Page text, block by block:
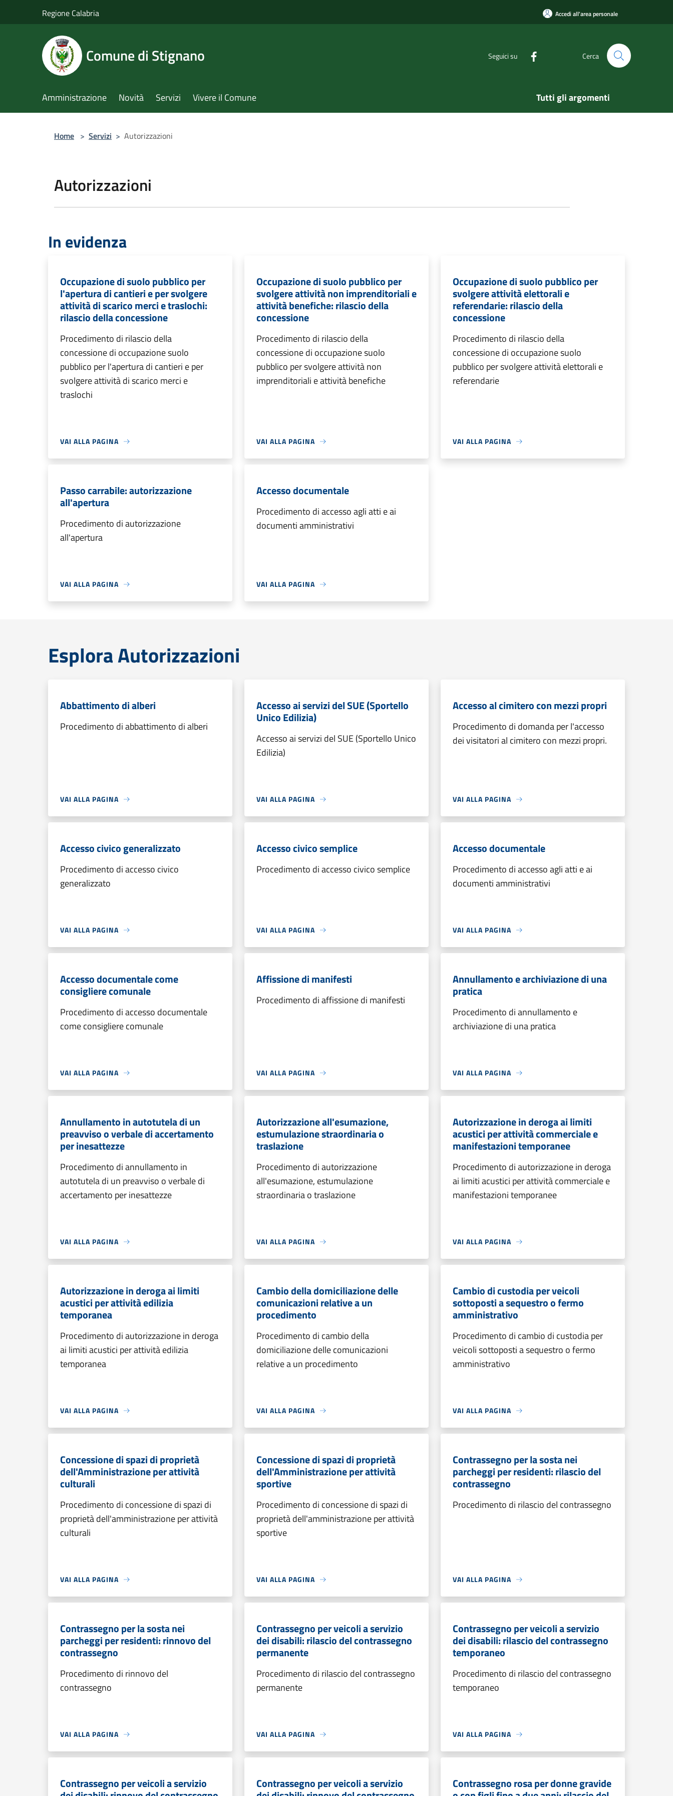
Regione Calabria Accedi all'area personale
Comune di Stignano Seguici su Cerca
Amministrazione Novità Servizi Vivere il Comune Tutti gli argomenti
Home > Servizi > Autorizzazioni
Autorizzazioni
In evidenza
Occupazione di suolo pubblico per
l'apertura di cantieri e per svolgere
attività di scarico merci e traslochi:
rilascio della concessione
Procedimento di rilascio della
concessione di occupazione suolo
pubblico per l'apertura di cantieri e per
svolgere attività di scarico merci e
traslochi
VAI ALLA PAGINA
Occupazione di suolo pubblico per
svolgere attività non imprenditoriali e
attività benefiche: rilascio della
concessione
Procedimento di rilascio della
concessione di occupazione suolo
pubblico per svolgere attività non
imprenditoriali e attività benefiche
VAI ALLA PAGINA
Occupazione di suolo pubblico per
svolgere attività elettorali e
referendarie: rilascio della
concessione
Procedimento di rilascio della
concessione di occupazione suolo
pubblico per svolgere attività elettorali e
referendarie
VAI ALLA PAGINA
Passo carrabile: autorizzazione
all'apertura
Procedimento di autorizzazione
all'apertura
VAI ALLA PAGINA
Accesso documentale
Procedimento di accesso agli atti e ai
documenti amministrativi
VAI ALLA PAGINA
Esplora Autorizzazioni
Abbattimento di alberi
Procedimento di abbattimento di alberi
VAI ALLA PAGINA
Accesso ai servizi del SUE (Sportello
Unico Edilizia)
Accesso ai servizi del SUE (Sportello Unico
Edilizia)
VAI ALLA PAGINA
Accesso al cimitero con mezzi propri
Procedimento di domanda per l'accesso
dei visitatori al cimitero con mezzi propri.
VAI ALLA PAGINA
Accesso civico generalizzato
Procedimento di accesso civico
generalizzato
VAI ALLA PAGINA
Accesso civico semplice
Procedimento di accesso civico semplice
VAI ALLA PAGINA
Accesso documentale
Procedimento di accesso agli atti e ai
documenti amministrativi
VAI ALLA PAGINA
Accesso documentale come
consigliere comunale
Procedimento di accesso documentale
come consigliere comunale
VAI ALLA PAGINA
Affissione di manifesti
Procedimento di affissione di manifesti
VAI ALLA PAGINA
Annullamento e archiviazione di una
pratica
Procedimento di annullamento e
archiviazione di una pratica
VAI ALLA PAGINA
Annullamento in autotutela di un
preavviso o verbale di accertamento
per inesattezze
Procedimento di annullamento in
autotutela di un preavviso o verbale di
accertamento per inesattezze
VAI ALLA PAGINA
Autorizzazione all'esumazione,
estumulazione straordinaria o
traslazione
Procedimento di autorizzazione
all'esumazione, estumulazione
straordinaria o traslazione
VAI ALLA PAGINA
Autorizzazione in deroga ai limiti
acustici per attività commerciale e
manifestazioni temporanee
Procedimento di autorizzazione in deroga
ai limiti acustici per attività commerciale e
manifestazioni temporanee
VAI ALLA PAGINA
Autorizzazione in deroga ai limiti
acustici per attività edilizia
temporanea
Procedimento di autorizzazione in deroga
ai limiti acustici per attività edilizia
temporanea
VAI ALLA PAGINA
Cambio della domiciliazione delle
comunicazioni relative a un
procedimento
Procedimento di cambio della
domiciliazione delle comunicazioni
relative a un procedimento
VAI ALLA PAGINA
Cambio di custodia per veicoli
sottoposti a sequestro o fermo
amministrativo
Procedimento di cambio di custodia per
veicoli sottoposti a sequestro o fermo
amministrativo
VAI ALLA PAGINA
Concessione di spazi di proprietà
dell'Amministrazione per attività
culturali
Procedimento di concessione di spazi di
proprietà dell'amministrazione per attività
culturali
VAI ALLA PAGINA
Concessione di spazi di proprietà
dell'Amministrazione per attività
sportive
Procedimento di concessione di spazi di
proprietà dell'amministrazione per attività
sportive
VAI ALLA PAGINA
Contrassegno per la sosta nei
parcheggi per residenti: rilascio del
contrassegno
Procedimento di rilascio del contrassegno
VAI ALLA PAGINA
Contrassegno per la sosta nei
parcheggi per residenti: rinnovo del
contrassegno
Procedimento di rinnovo del
contrassegno
VAI ALLA PAGINA
Contrassegno per veicoli a servizio
dei disabili: rilascio del contrassegno
permanente
Procedimento di rilascio del contrassegno
permanente
VAI ALLA PAGINA
Contrassegno per veicoli a servizio
dei disabili: rilascio del contrassegno
temporaneo
Procedimento di rilascio del contrassegno
temporaneo
VAI ALLA PAGINA
Contrassegno per veicoli a servizio Contrassegno per veicoli a servizio Contrassegno rosa per donne gravide